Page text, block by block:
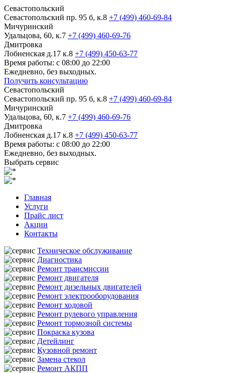
Севастопольский
Севастопольский пр. 95 б, к.8 +7 (499) 460-69-84
Мичуринский
Удальцова, 60, к.7 +7 (499) 460-69-76
Дмитровка
Лобненская д.17 к.8 +7 (499) 450-63-77
Время работы: с 08:00 до 22:00
Ежедневно, без выходных.
Получить консультацию
Севастопольский
Севастопольский пр. 95 б, к.8 +7 (499) 460-69-84
Мичуринский
Удальцова, 60, к.7 +7 (499) 460-69-76
Дмитровка
Лобненская д.17 к.8 +7 (499) 450-63-77
Время работы: с 08:00 до 22:00
Ежедневно, без выходных.
Выбрать сервис
Главная
Услуги
Прайс лист
Акции
Контакты
Техническое обслуживание
Диагностика
Ремонт трансмиссии
Ремонт двигателя
Ремонт дизельных двигателей
Ремонт электрооборудования
Ремонт ходовой
Ремонт рулевого управления
Ремонт тормозной системы
Покраска кузова
Детейлинг
Кузовной ремонт
Замена стекол
Ремонт АКПП